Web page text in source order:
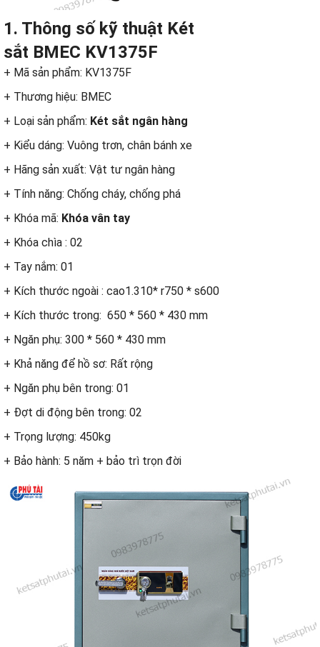
1. Thông số kỹ thuật Két
sắt BMEC KV1375F
+ Mã sản phẩm: KV1375F
+ Thương hiệu: BMEC
+ Loại sản phẩm: Két sắt ngân hàng
+ Kiểu dáng: Vuông trơn, chân bánh xe
+ Hãng sản xuất: Vật tư ngân hàng
+ Tính năng: Chống cháy, chống phá
+ Khóa mã: Khóa vân tay
+ Khóa chìa : 02
+ Tay nắm: 01
+ Kích thước ngoài : cao1.310* r750 * s600
+ Kích thước trong: 650 * 560 * 430 mm
+ Ngăn phụ: 300 * 560 * 430 mm
+ Khả năng để hồ sơ: Rất rộng
+ Ngăn phụ bên trong: 01
+ Đợt di động bên trong: 02
+ Trọng lượng: 450kg
+ Bảo hành: 5 năm + bảo trì trọn đời